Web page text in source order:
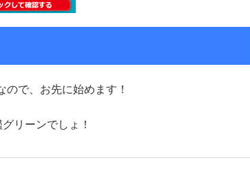
で、お先に始めます！
リーンでしょ！